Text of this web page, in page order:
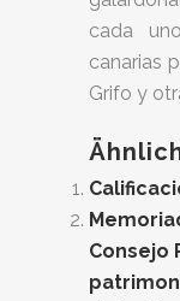
cada
canarias
Grifo y
Consejo